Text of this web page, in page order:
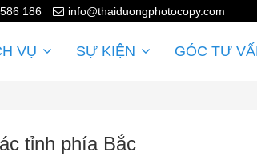
186 info@thaiduongphotocopy.com
VỤ SỰ KIỆN GÓC TƯ
tỉnh phía Bắc